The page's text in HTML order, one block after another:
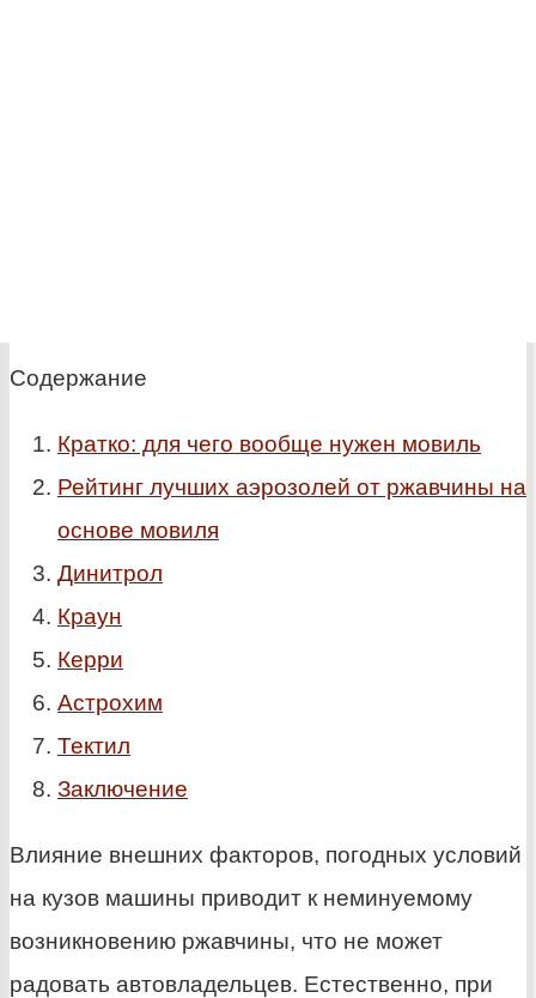
Содержание
Кратко: для чего вообще нужен мовиль
Рейтинг лучших аэрозолей от ржавчины на
основе мовиля
Динитрол
Краун
Керри
Астрохим
Тектил
Заключение
Влияние внешних факторов, погодных условий
на кузов машины приводит к неминуемому
возникновению ржавчины, что не может
радовать автовладельцев. Естественно, при